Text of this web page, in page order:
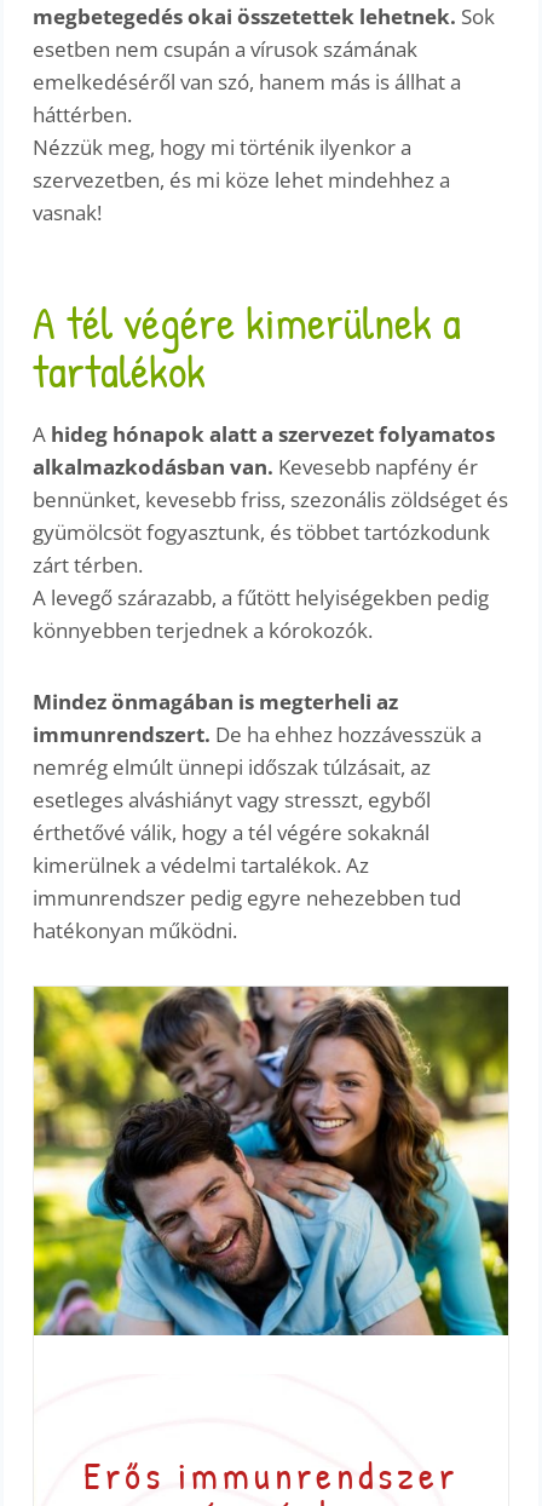
megbetegedés okai összetettek lehetnek. Sok
esetben nem csupán a vírusok számának
emelkedéséről van szó, hanem más is állhat a
háttérben.
Nézzük meg, hogy mi történik ilyenkor a
szervezetben, és mi köze lehet mindehhez a
vasnak!
A tél végére kimerülnek a
tartalékok
A hideg hónapok alatt a szervezet folyamatos
alkalmazkodásban van. Kevesebb napfény ér
bennünket, kevesebb friss, szezonális zöldséget és
gyümölcsöt fogyasztunk, és többet tartózkodunk
zárt térben.
A levegő szárazabb, a fűtött helyiségekben pedig
könnyebben terjednek a kórokozók.
Mindez önmagában is megterheli az
immunrendszert. De ha ehhez hozzávesszük a
nemrég elmúlt ünnepi időszak túlzásait, az
esetleges alváshiányt vagy stresszt, egyből
érthetővé válik, hogy a tél végére sokaknál
kimerülnek a védelmi tartalékok. Az
immunrendszer pedig egyre nehezebben tud
hatékonyan működni.
Erős immunrendszer